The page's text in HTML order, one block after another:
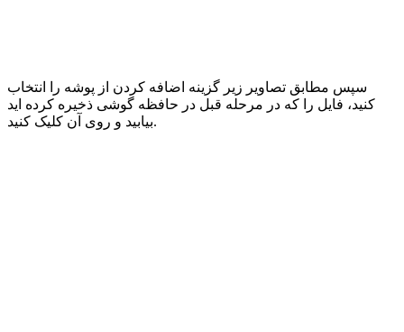
سپس مطابق تصاویر زیر گزینه اضافه کردن از پوشه را انتخاب
کنید، فایل را که در مرحله قبل در حافظه گوشی ذخیره کرده اید
بیابید و روی آن کلیک کنید.